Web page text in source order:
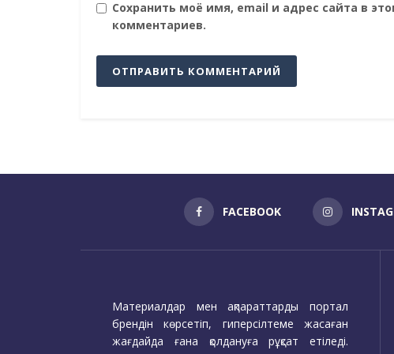
Сохранить моё имя, email и адрес сайта в
комментариев.
FACEBOOK
Материалдар мен ақпараттарды портал
брендін көрсетіп, гиперсілтеме жасаған
жағдайда ғана қолдануға рұқсат етіледі.